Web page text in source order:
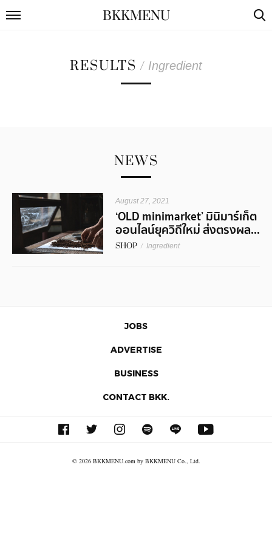
BKKMENU
RESULTS / Ingredient
NEWS
August 27, 2021
‘OLD minimarket’ มินิมาร์เก็ต
ออนไลน์ยุควิถีใหม่ ส่งตรงผล...
SHOP / Ingredient
JOBS
ADVERTISE
BUSINESS
CONTACT BKK.
© 2026 BKKMENU.com by BKKMENU Co., Ltd.